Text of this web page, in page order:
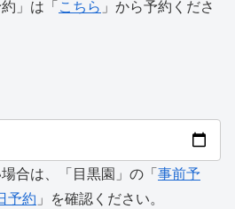
」は「こちら 」から予約くださ
合は、「目黒園」の「事前予
予約 」を確認ください。